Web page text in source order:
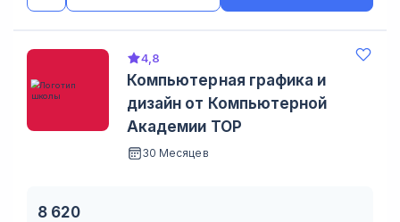
4,8
Компьютерная графика и
дизайн от Компьютерной
Академии TOP
30 Месяцев
8 620